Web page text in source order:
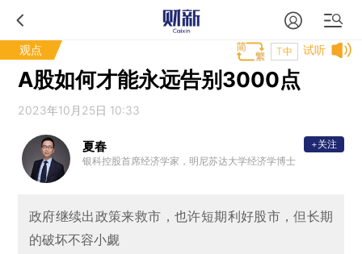
观点 试听
T中
A股如何才能永远告别3000点
2023年10月25日 10:33
夏春
银科控股首席经济学家，明尼苏达大学经济学博士
+关注
政府继续出政策来救市，也许短期利好股市，但长期
的破坏不容小觑